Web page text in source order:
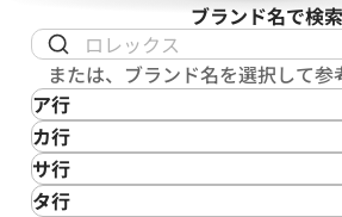
ブランド名で検索
または、ブランド名を選択して参
ア行
IKEPOD
アイクポッド
IWC
カ行
CASIO
カシオ
サ行
Saint Laurent
タ行